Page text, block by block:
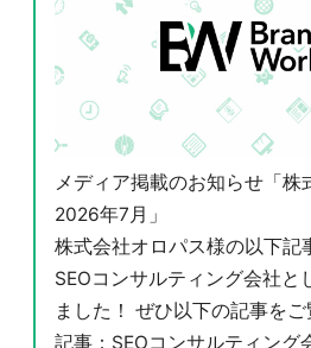
メディア掲載のお知らせ「株
2026年7月」
株式会社オロパス様の以下記
SEOコンサルティング会社と
ました！ ぜひ以下の記事を
記事：SEOコンサルティング